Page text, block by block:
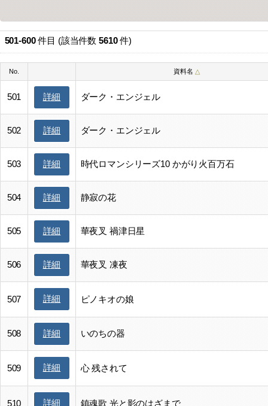
501-600件目 (該当件数 5610件)
No. 資料名 △
501 詳細 ダーク・エンジェル
502 詳細 ダーク・エンジェル
503 詳細 時代ロマンシリーズ10 かがり火百万石
504 詳細 静寂の花
505 詳細 華夜叉 禍津日星
506 詳細 華夜叉 凍夜
507 詳細 ピノキオの娘
508 詳細 いのちの器
509 詳細 心 残されて
510 詳細 鎮魂歌 光と影のはざまで